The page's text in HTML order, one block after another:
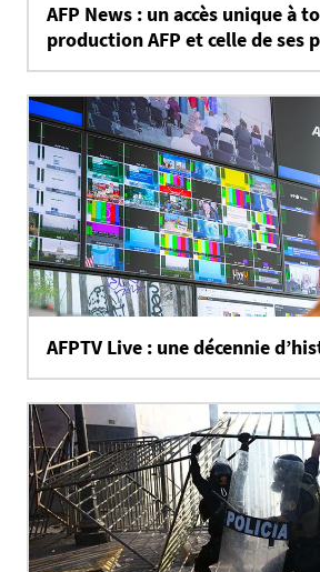
AFP News : un accès unique à
production AFP et celle de ses
AFPTV Live : une décennie